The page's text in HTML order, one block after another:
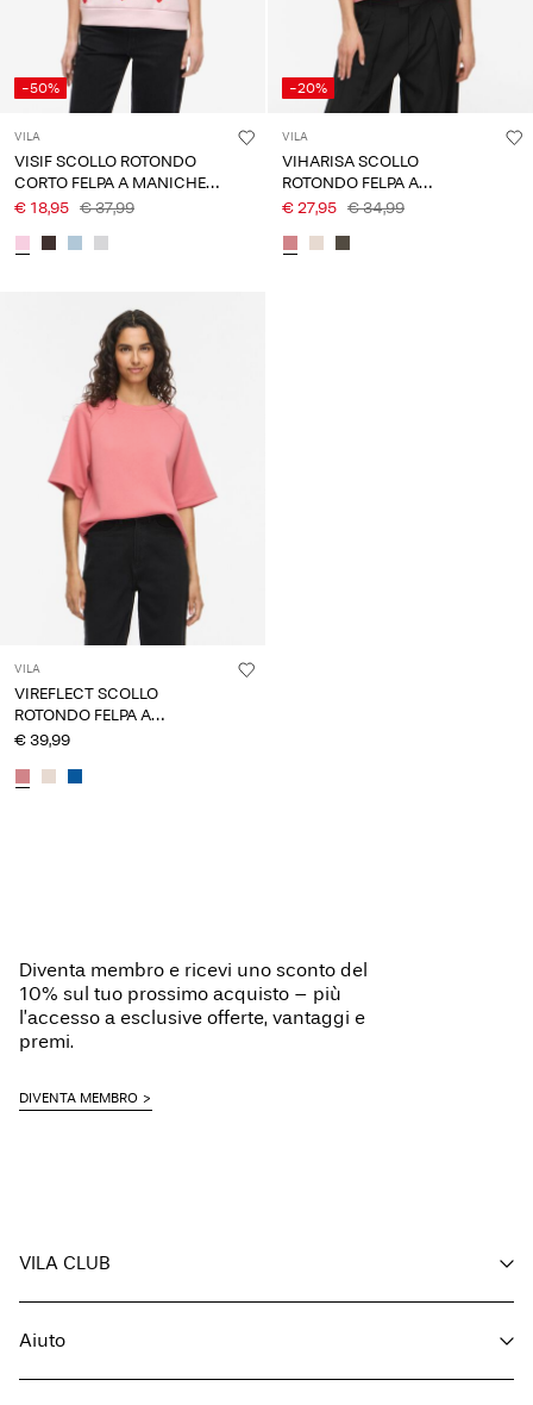
-50%
VILA
VISIF SCOLLO ROTONDO
CORTO FELPA A MANICHE
CORTE
€ 18,95 € 37,99
-20%
VILA
VIHARISA SCOLLO
ROTONDO FELPA A
MANICHE CORTE
€ 27,95 € 34,99
VILA
VIREFLECT SCOLLO
ROTONDO FELPA A
MANICHE CORTE
€ 39,99
Diventa membro e ricevi uno sconto del
10% sul tuo prossimo acquisto – più
l’accesso a esclusive offerte, vantaggi e
premi.
DIVENTA MEMBRO
VILA CLUB
Diventa membro
Il mio account
Aiuto